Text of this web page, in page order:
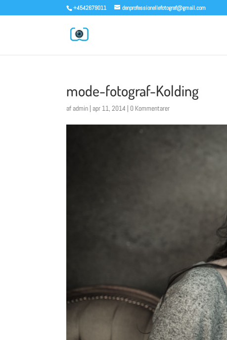
+4542679011 denprofessionellefotograf@gmail.com
mode-fotograf-Kolding
af admin | apr 11, 2014 | 0 Kommentarer